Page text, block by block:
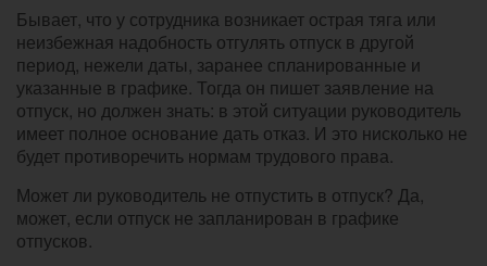
Бывает, что у сотрудника возникает острая тяга или
неизбежная надобность отгулять отпуск в другой
период, нежели даты, заранее спланированные и
указанные в графике. Тогда он пишет заявление на
отпуск, но должен знать: в этой ситуации руководитель
имеет полное основание дать отказ. И это нисколько не
будет противоречить нормам трудового права.
Может ли руководитель не отпустить в отпуск? Да,
может, если отпуск не запланирован в графике
отпусков.